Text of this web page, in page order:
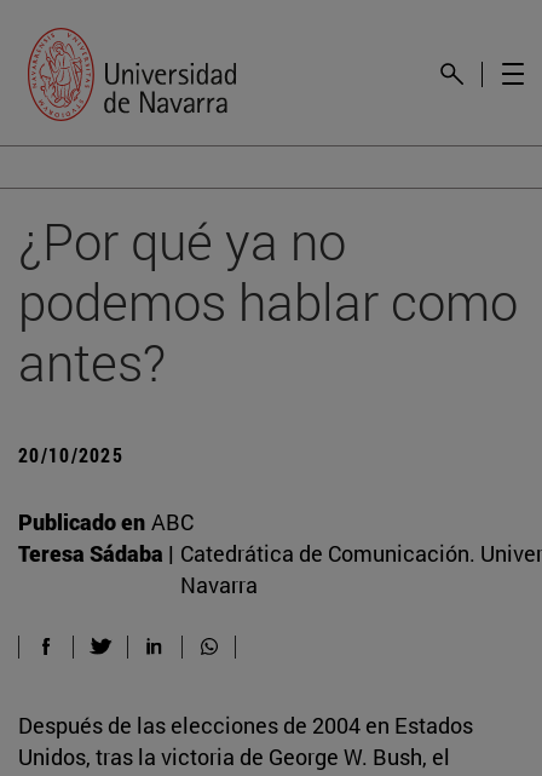
¿Por qué ya no
podemos hablar como
antes?
20/10/2025
Publicado en ABC
Teresa Sádaba | Catedrática de Comunicación.
Navarra
Después de las elecciones de 2004 en Estados
Unidos, tras la victoria de George W. Bush, el